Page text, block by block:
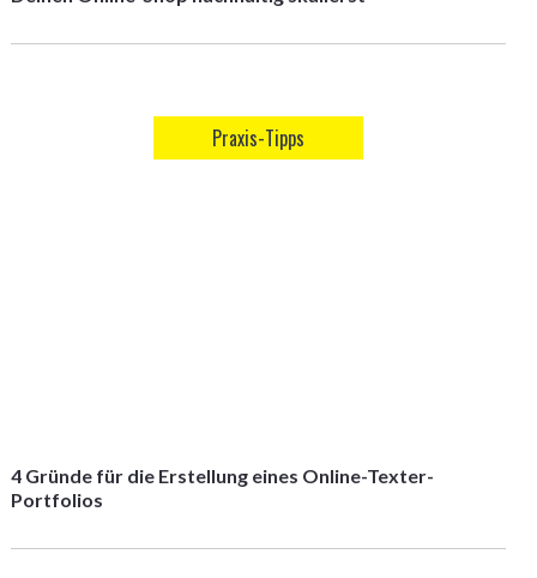
Praxis-Tipps
4 Gründe für die Erstellung eines Online-Texter-
Portfolios